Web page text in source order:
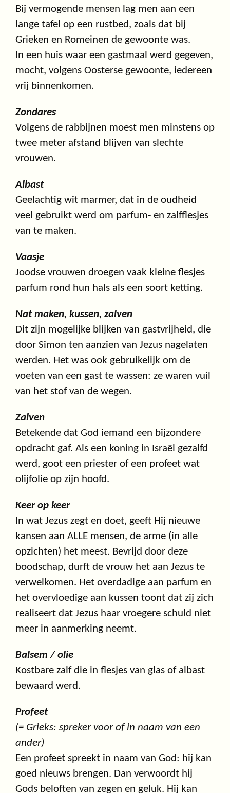
Bij vermogende mensen lag men aan een
lange tafel op een rustbed, zoals dat bij
Grieken en Romeinen de gewoonte was.
In een huis waar een gastmaal werd gegeven,
mocht, volgens Oosterse gewoonte, iedereen
vrij binnenkomen.
Zondares
Volgens de rabbijnen moest men minstens op
twee meter afstand blijven van slechte
vrouwen.
Albast
Geelachtig wit marmer, dat in de oudheid
veel gebruikt werd om parfum- en zalfflesjes
van te maken.
Vaasje
Joodse vrouwen droegen vaak kleine flesjes
parfum rond hun hals als een soort ketting.
Nat maken, kussen, zalven
Dit zijn mogelijke blijken van gastvrijheid, die
door Simon ten aanzien van Jezus nagelaten
werden. Het was ook gebruikelijk om de
voeten van een gast te wassen: ze waren vuil
van het stof van de wegen.
Zalven
Betekende dat God iemand een bijzondere
opdracht gaf. Als een koning in Israël gezalfd
werd, goot een priester of een profeet wat
olijfolie op zijn hoofd.
Keer op keer
In wat Jezus zegt en doet, geeft Hij nieuwe
kansen aan ALLE mensen, de arme (in alle
opzichten) het meest. Bevrijd door deze
boodschap, durft de vrouw het aan Jezus te
verwelkomen. Het overdadige aan parfum en
het overvloedige aan kussen toont dat zij zich
realiseert dat Jezus haar vroegere schuld niet
meer in aanmerking neemt.
Balsem / olie
Kostbare zalf die in flesjes van glas of albast
bewaard werd.
Profeet
(= Grieks: spreker voor of in naam van een
ander)
Een profeet spreekt in naam van God: hij kan
goed nieuws brengen. Dan verwoordt hij
Gods beloften van zegen en geluk. Hij kan